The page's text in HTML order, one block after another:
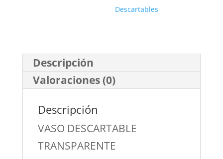
Descartables
Descripción
Valoraciones (0)
Descripción
VASO DESCARTABLE
TRANSPARENTE